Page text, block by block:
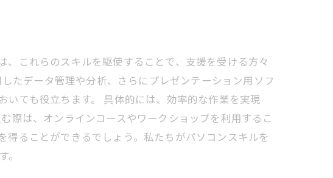
これらのスキルを駆使することで、支援を受ける方々
たデータ管理や分析、さらにプレゼンテーション用ソフ
いても役立ちます。 具体的には、効率的な作業を実現
際は、オンラインコースやワークショップを利用するこ
ることができるでしょう。私たちがパソコンスキルを